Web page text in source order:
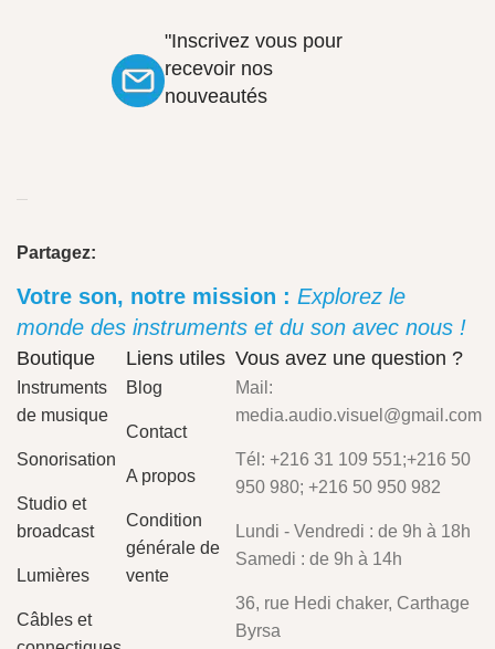
"Inscrivez vous pour
recevoir nos
nouveautés
Partagez:
Votre son, notre mission : Explorez le
monde des instruments et du son avec nous !
Boutique
Instruments
de musique
Sonorisation
Studio et
broadcast
Lumières
Câbles et
Liens utiles
Blog
Contact
A propos
Condition
générale de
vente
Vous avez une question ?
Mail:
media.audio.visuel@gmail.com
Tél: +216 31 109 551;+216 50
950 980; +216 50 950 982
Lundi - Vendredi : de 9h à 18h
Samedi : de 9h à 14h
36, rue Hedi chaker, Carthage
Byrsa